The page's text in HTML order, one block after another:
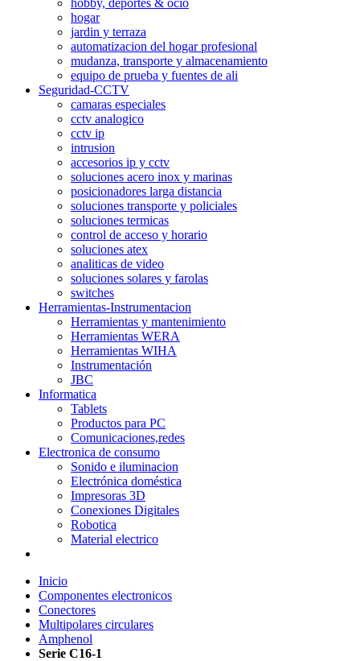
hobby, deportes & ocio
hogar
jardin y terraza
automatizacion del hogar profesional
mudanza, transporte y almacenamiento
equipo de prueba y fuentes de ali
Seguridad-CCTV
camaras especiales
cctv analogico
cctv ip
intrusion
accesorios ip y cctv
soluciones acero inox y marinas
posicionadores larga distancia
soluciones transporte y policiales
soluciones termicas
control de acceso y horario
soluciones atex
analiticas de video
soluciones solares y farolas
switches
Herramientas-Instrumentacion
Herramientas y mantenimiento
Herramientas WERA
Herramientas WIHA
Instrumentación
JBC
Informatica
Tablets
Productos para PC
Comunicaciones,redes
Electronica de consumo
Sonido e iluminacion
Electrónica doméstica
Impresoras 3D
Conexiones Digitales
Robotica
Material electrico
Inicio
Componentes electronicos
Conectores
Multipolares circulares
Amphenol
Serie C16-1